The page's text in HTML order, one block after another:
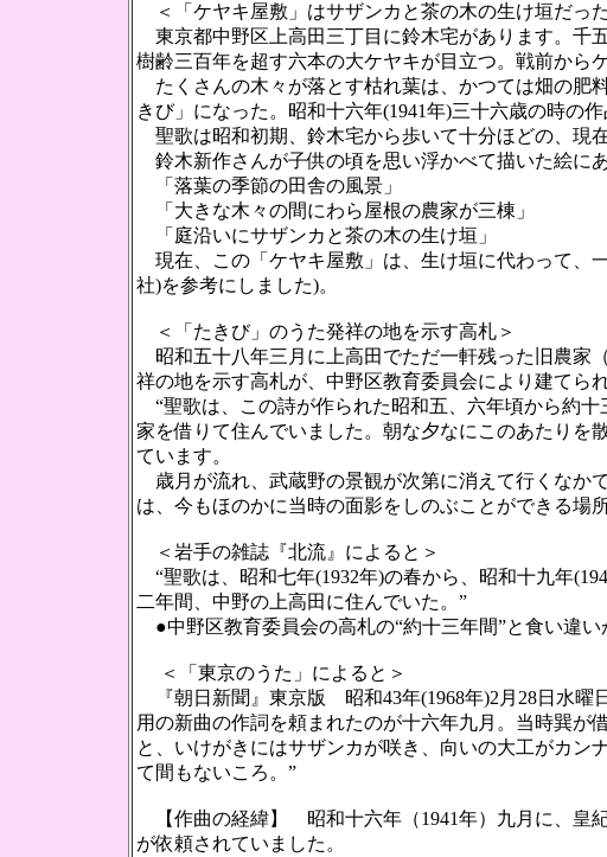
＜「ケヤキ屋敷」はサザンカと茶の木の生け垣だっ
東京都中野区上高田三丁目に鈴木宅があります。千
樹齢三百年を超す六本の大ケヤキが目立つ。戦前から
たくさんの木々が落とす枯れ葉は、かつては畑の肥
きび」になった。昭和十六年(1941年)三十六歳の時の作
聖歌は昭和初期、鈴木宅から歩いて十分ほどの、現
鈴木新作さんが子供の頃を思い浮かべて描いた絵にあ
「落葉の季節の田舎の風景」
「大きな木々の間にわら屋根の農家が三棟」
「庭沿いにサザンカと茶の木の生け垣」
現在、この「ケヤキ屋敷」は、生け垣に代わって、
社)を参考にしました)。
＜「たきび」のうた発祥の地を示す高札＞
昭和五十八年三月に上高田でただ一軒残った旧農家
祥の地を示す高札が、中野区教育委員会により建てら
“聖歌は、この詩が作られた昭和五、六年頃から約
家を借りて住んでいました。朝な夕なにこのあたりを
ています。
歳月が流れ、武蔵野の景観が次第に消えて行くなか
は、今もほのかに当時の面影をしのぶことができる場
＜岩手の雑誌『北流』によると＞
“聖歌は、昭和七年(1932年)の春から、昭和十九年
二年間、中野の上高田に住んでいた。”
●中野区教育委員会の高札の“約十三年間”と食い違い
＜「東京のうた」によると＞
『朝日新聞』東京版 昭和43年(1968年)2月28日水曜
用の新曲の作詞を頼まれたのが十六年九月。当時巽が
と、いけがきにはサザンカが咲き、向いの大工がカ
て間もないころ。”
【作曲の経緯】 昭和十六年（1941年）九月に、皇
が依頼されていました。